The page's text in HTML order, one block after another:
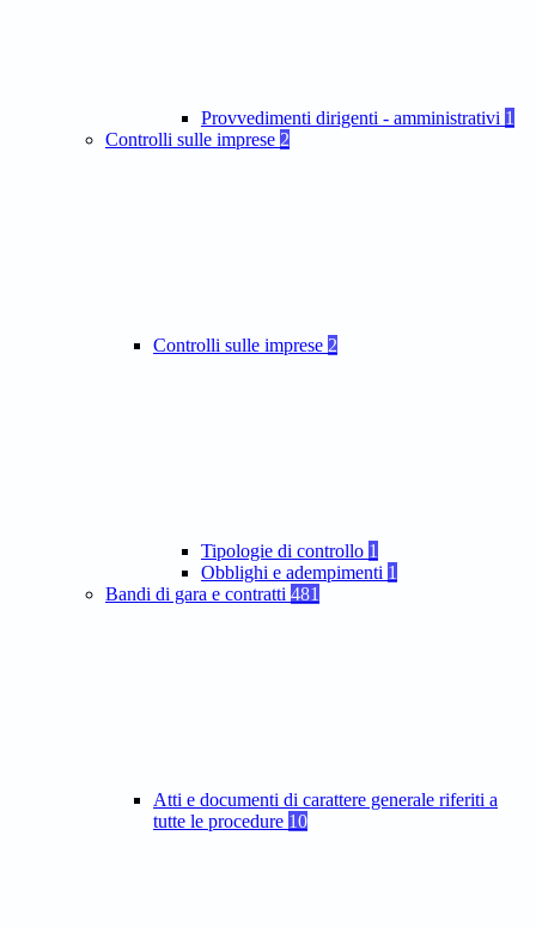
Provvedimenti dirigenti - amministrativi 1
Controlli sulle imprese 2
Controlli sulle imprese 2
Tipologie di controllo 1
Obblighi e adempimenti 1
Bandi di gara e contratti 481
Atti e documenti di carattere generale riferiti a
tutte le procedure 10